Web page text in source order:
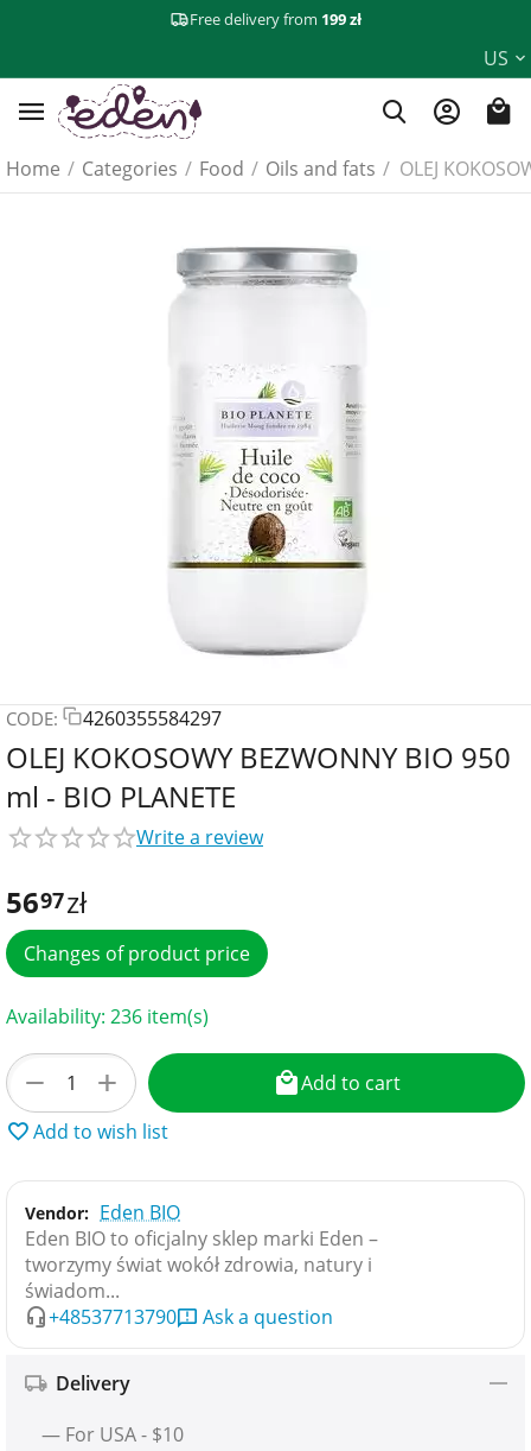
Free delivery from 199 zł
US
Home / Categories / Food / Oils and fats / OLEJ
CODE: 4260355584297
OLEJ KOKOSOWY BEZWONNY BIO 950
ml - BIO PLANETE
Write a review
5697zł
Changes of product price
Availability: 236 item(s)
+
−
Add to cart
Add to wish list
Vendor: Eden BIO
Eden BIO to oficjalny sklep marki Eden –
tworzymy świat wokół zdrowia, natury i
świadom...
+48537713790
Ask a question
Delivery
— For USA - $10